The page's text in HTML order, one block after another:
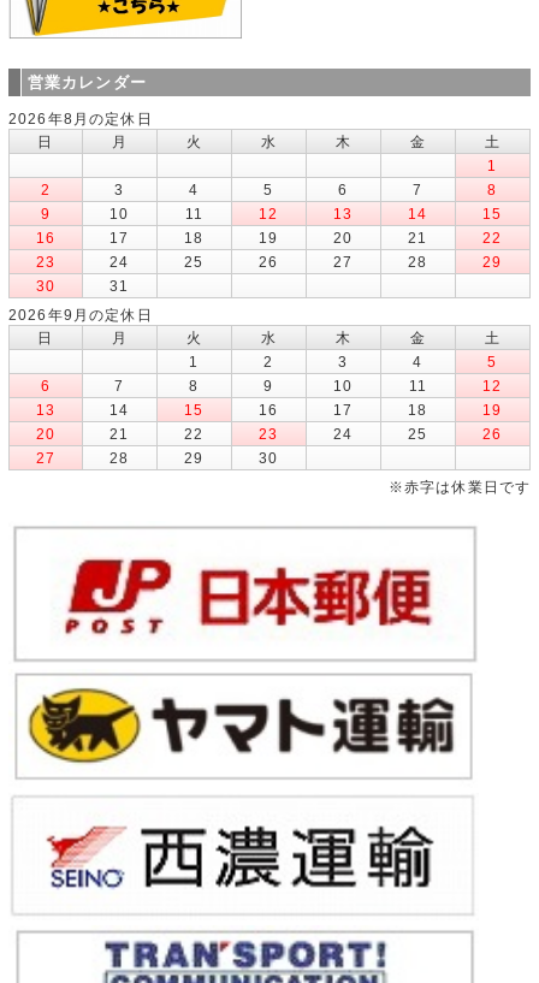
営業カレンダー
2026年8月の定休日
日
月 火 水 木 金
土
1
2
3 4 5 6 7
8
9
10 11 12 13 14
15
16
17 18 19 20 21
22
23
24 25 26 27 28
29
30
31
2026年9月の定休日
日
月 火 水 木 金
土
1
2 3 4
5
6
7 8 9 10 11
12
13
14 15 16 17 18
19
20
21 22 23 24 25
26
27
28 29
30
※赤字は休業日です